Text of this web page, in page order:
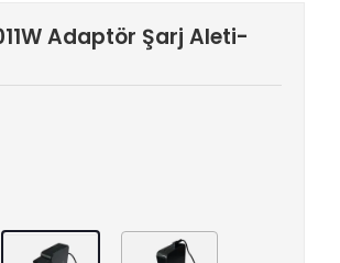
Adaptör Şarj Aleti-